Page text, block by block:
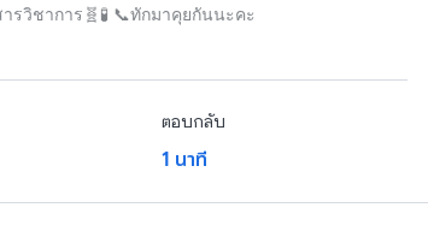
วิชาการ🧬🧪 📞ทักมาคุยกันนะคะ
ตอบกลับ
1 นาที